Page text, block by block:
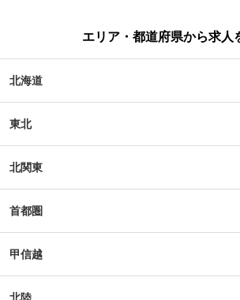
エリア・都道府県から求人
北海道
東北
北関東
首都圏
甲信越
北陸